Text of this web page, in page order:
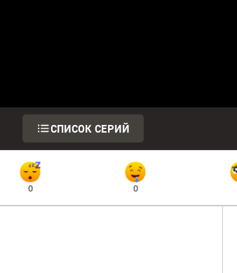
СПИСОК СЕРИЙ
0 0